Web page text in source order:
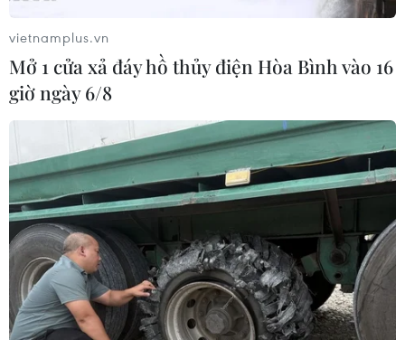
vietnamplus.vn
Mở 1 cửa xả đáy hồ thủy điện Hòa Bình vào 16
giờ ngày 6/8